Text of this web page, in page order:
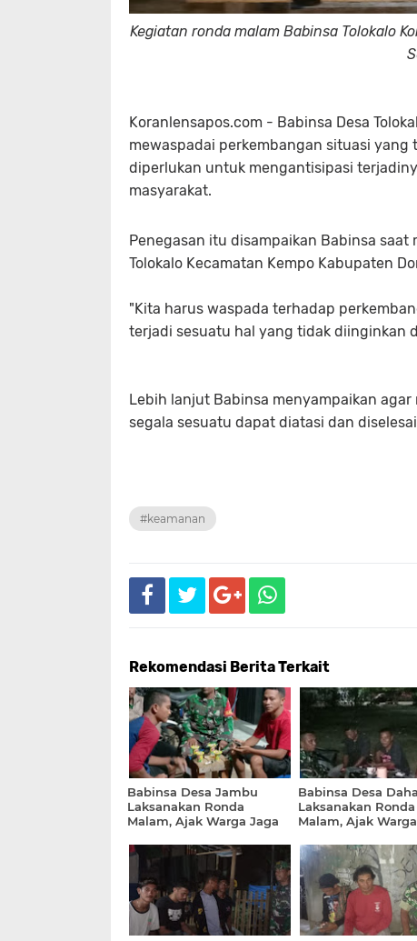
Kegiatan ronda malam Babinsa Tolokalo
Koranlensapos.com - Babinsa Desa
mewaspadai perkembangan situasi
diperlukan untuk mengantisipasi
masyarakat.
Penegasan itu disampaikan Babinsa saat
Tolokalo Kecamatan Kempo Kabupaten
"Kita harus waspada terhadap
terjadi sesuatu hal yang tidak diinginkan
Lebih lanjut Babinsa menyampaikan
segala sesuatu dapat diatasi dan
#keamanan
Rekomendasi Berita Terkait
Babinsa Desa Jambu
Laksanakan Ronda
Malam, Ajak Warga Jaga
Narkoba
Babinsa Desa Daha
Laksanakan Ronda
Malam, Ajak
Silaturahmi